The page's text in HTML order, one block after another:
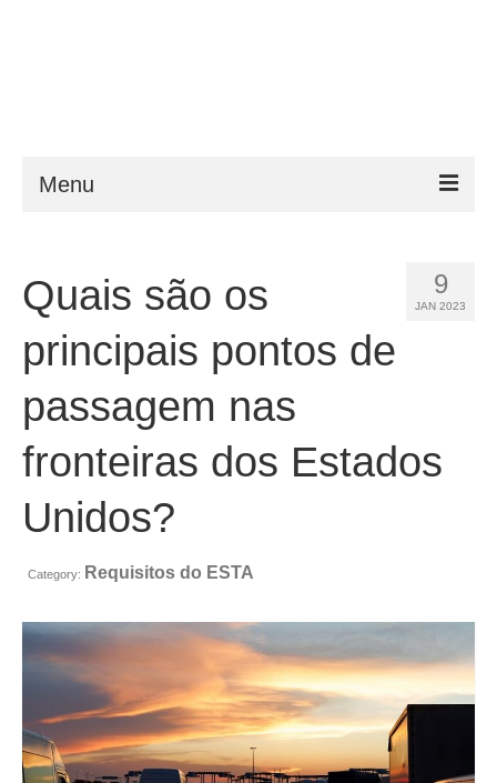
Menu
Requisitos
FAQ
Ajuda
Notícias
Contacto
Aplicar
Čeština( Tcheco)
Dansk(Dinamarquês)
9
JAN 2023
Quais são os
principais pontos de
passagem nas
fronteiras dos Estados
Unidos?
Category: Requisitos do ESTA